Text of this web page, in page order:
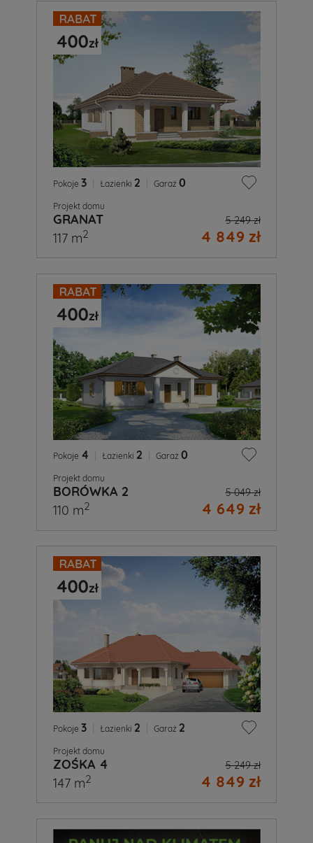
Pokoje 3 Łazienki 2 Garaż 0
Projekt domu
GRANAT 5 249 zł
4 849 zł
117 m2
Pokoje 4 Łazienki 2 Garaż 0
Projekt domu
BORÓWKA 2 5 049 zł
4 649 zł
110 m2
Pokoje 3 Łazienki 2 Garaż 2
Projekt domu
ZOŚKA 4 5 249 zł
4 849 zł
147 m2